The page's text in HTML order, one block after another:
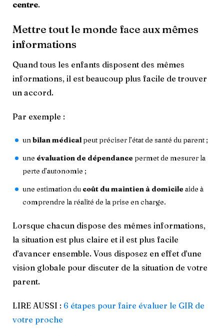
centre.
Mettre tout le monde face aux mêmes
informations
Quand tous les enfants disposent des mêmes
informations, il est beaucoup plus facile de trouver
un accord.
Par exemple :
unbilan médical peut préciser l’état de santé du parent ;
une évaluation de dépendance permet de mesurer la
perte d’autonomie ;
une estimation du coût du maintien à domicile aide à
comprendre la réalité de la prise en charge.
Lorsque chacun dispose des mêmes informations,
la situation est plus claire et il est plus facile
d’avancer ensemble. Vous disposez en effet d’une
vision globale pour discuter de la situation de votre
parent.
LIRE AUSSI : 6 étapes pour faire évaluer le GIR de
votre proche